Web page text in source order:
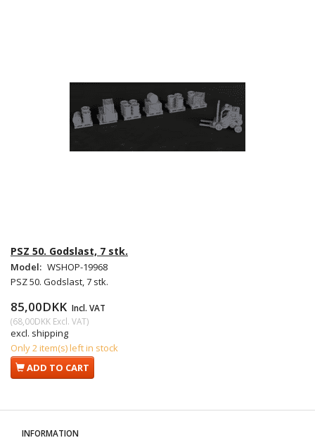
PSZ 50. Godslast, 7 stk.
Model: WSHOP-19968
PSZ 50. Godslast, 7 stk.
85,00DKK Incl. VAT
(68,00DKK Excl. VAT)
excl. shipping
Only 2 item(s) left in stock
ADD TO CART
INFORMATION